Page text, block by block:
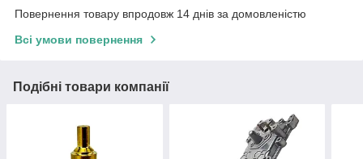
Повернення товару впродовж 14 днів за домовленістю
Всі умови повернення
Подібні товари компанії